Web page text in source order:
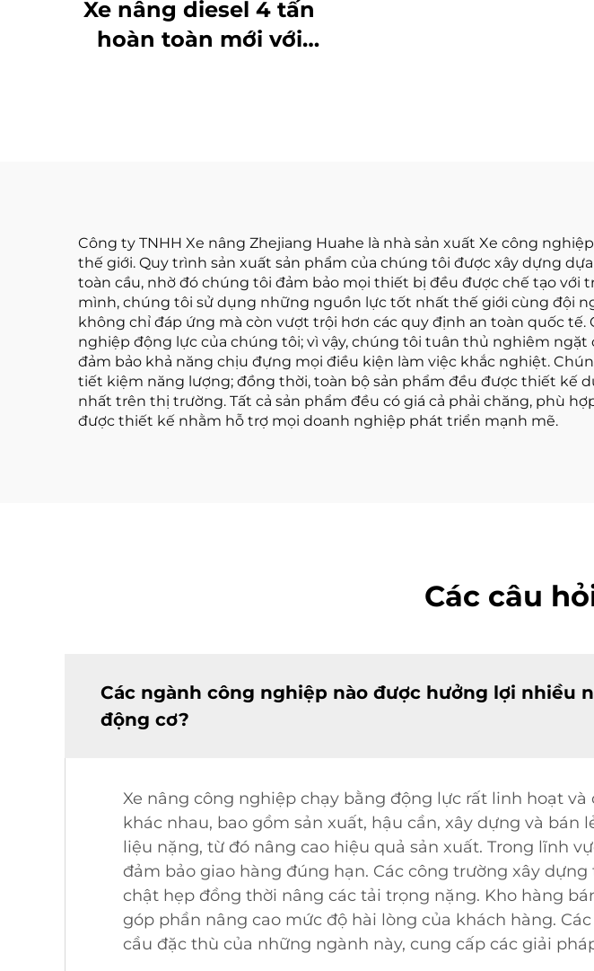
Xe nâng diesel 4 tấn
hoàn toàn mới với
Công ty TNHH Xe nâng Zhejiang Huahe là nhà sản xuất Xe công
thế giới. Quy trình sản xuất sản phẩm của chúng tôi được xây dựng
toàn cầu, nhờ đó chúng tôi đảm bảo mọi thiết bị đều được chế tạo với
mình, chúng tôi sử dụng những nguồn lực tốt nhất thế giới cùng đội
không chỉ đáp ứng mà còn vượt trội hơn các quy định an toàn quốc
nghiệp động lực của chúng tôi; vì vậy, chúng tôi tuân thủ nghiêm
đảm bảo khả năng chịu đựng mọi điều kiện làm việc khắc nghiệt.
tiết kiệm năng lượng; đồng thời, toàn bộ sản phẩm đều được thiết kế
nhất trên thị trường. Tất cả sản phẩm đều có giá cả phải chăng, phù
được thiết kế nhằm hỗ trợ mọi doanh nghiệp phát triển mạnh mẽ.
Các câu
Các ngành công nghiệp nào được hưởng lợi nhiều
động cơ?
Xe nâng công nghiệp chạy bằng động lực rất linh hoạt
khác nhau, bao gồm sản xuất, hậu cần, xây dựng và
liệu nặng, từ đó nâng cao hiệu quả sản xuất. Trong lĩnh
đảm bảo giao hàng đúng hạn. Các công trường xây
chật hẹp đồng thời nâng các tải trọng nặng. Kho hàng
góp phần nâng cao mức độ hài lòng của khách hàng.
cầu đặc thù của những ngành này, cung cấp các giải